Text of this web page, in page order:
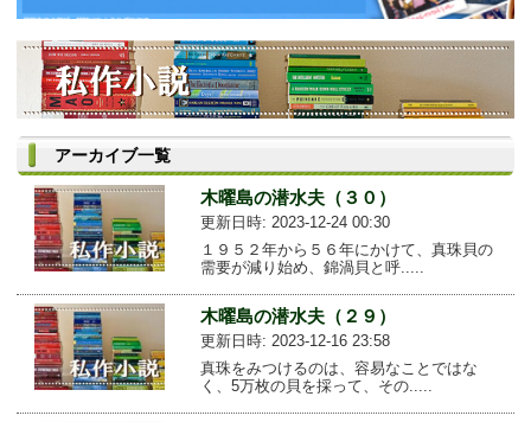
アーカイブ一覧
木曜島の潜水夫（３０）
更新日時: 2023-12-24 00:30
１９５２年から５６年にかけて、真珠貝の
需要が減り始め、錦渦貝と呼.....
木曜島の潜水夫（２９）
更新日時: 2023-12-16 23:58
真珠をみつけるのは、容易なことではな
く、5万枚の貝を採って、その.....